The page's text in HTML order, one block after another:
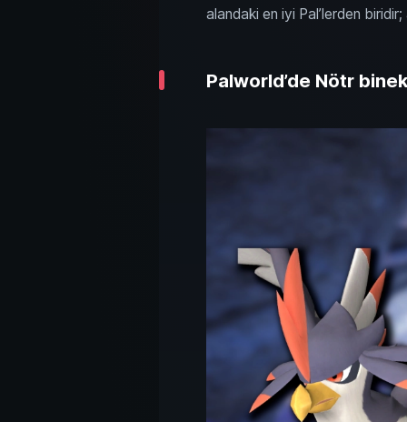
alandaki en iyi Pal’lerden biridir;
Palworld’de Nötr